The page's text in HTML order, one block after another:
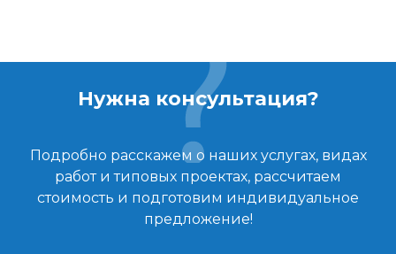
Нужна консультация?
Подробно расскажем о наших услугах, видах
работ и типовых проектах, рассчитаем
стоимость и подготовим индивидуальное
предложение!